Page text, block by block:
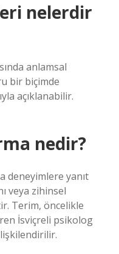
nelerdir
anlamsal
bir biçimde
açıklanabilir.
nedir?
deneyimlere yanıt
veya zihinsel
Terim, öncelikle
İsviçreli psikolog